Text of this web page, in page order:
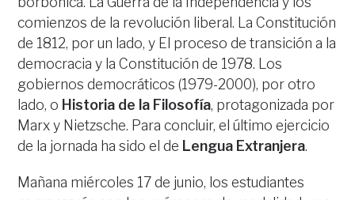
comienzos de la revolución liberal. La Constitución
de 1812, por un lado, y El proceso de transición a la
democracia y la Constitución de 1978. Los
gobiernos democráticos (1979-2000), por otro
lado, o Historia de la Filosofía, protagonizada por
Marx y Nietzsche. Para concluir, el último ejercicio
de la jornada ha sido el de Lengua Extranjera.
Mañana miércoles 17 de junio, los estudiantes